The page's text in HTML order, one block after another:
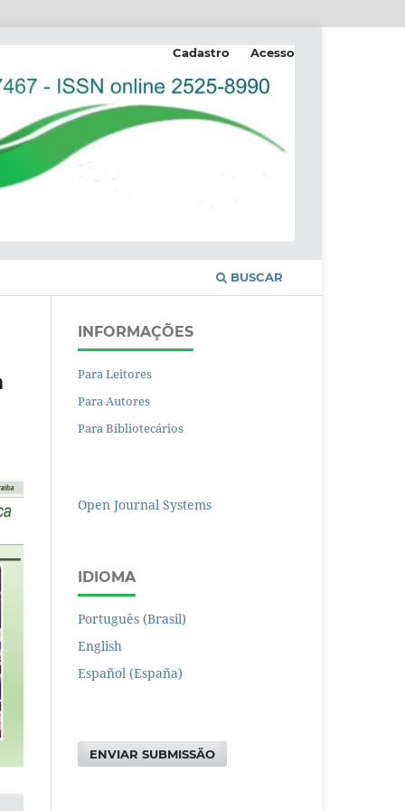
BUSCAR
Cadastro Acesso
INFORMAÇÕES
Para Leitores
Para Autores
Para Bibliotecários
Open Journal Systems
IDIOMA
Português (Brasil)
English
Español (España)
ENVIAR SUBMISSÃO